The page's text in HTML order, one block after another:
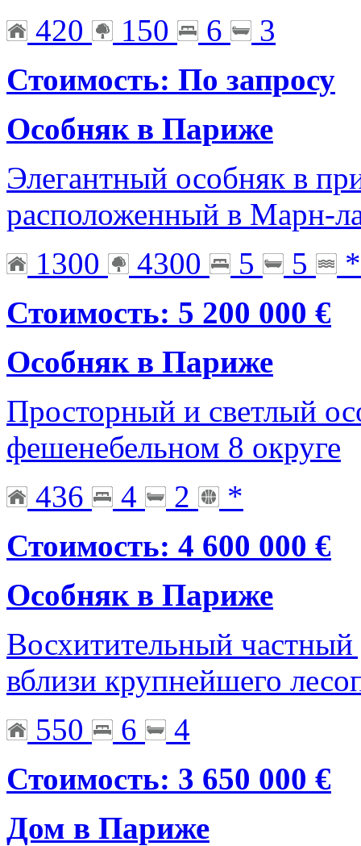
420
150 6
3
Стоимость: По запросу
Особняк в Париже
Элегантный особняк в
расположенный в Марн-
1300
4300 5 5
*
Стоимость: 5 200 000 €
Особняк в Париже
Просторный и светлый
фешенебельном 8 округе
436
4 2
*
Стоимость: 4 600 000 €
Особняк в Париже
Восхитительный
вблизи крупнейшего
550
6
4
Стоимость: 3 650 000 €
Дом в Париже